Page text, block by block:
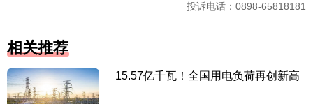
投诉电话：0898-65818181
相关推荐
15.57亿千瓦！全国用电负荷再创新高